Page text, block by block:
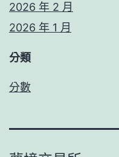
2026 年 2 月
2026 年 1 月
分類
分數